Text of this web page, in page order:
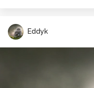
Eddyk